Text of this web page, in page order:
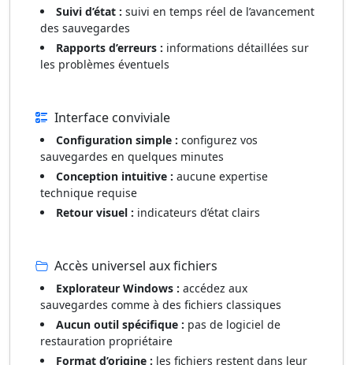
Suivi d’état : suivi en temps réel de l’avancement
des sauvegardes
Rapports d’erreurs : informations détaillées sur
les problèmes éventuels
Interface conviviale
Configuration simple : configurez vos
sauvegardes en quelques minutes
Conception intuitive : aucune expertise
technique requise
Retour visuel : indicateurs d’état clairs
Accès universel aux fichiers
Explorateur Windows : accédez aux
sauvegardes comme à des fichiers classiques
Aucun outil spécifique : pas de logiciel de
restauration propriétaire
Format d’origine : les fichiers restent dans leur